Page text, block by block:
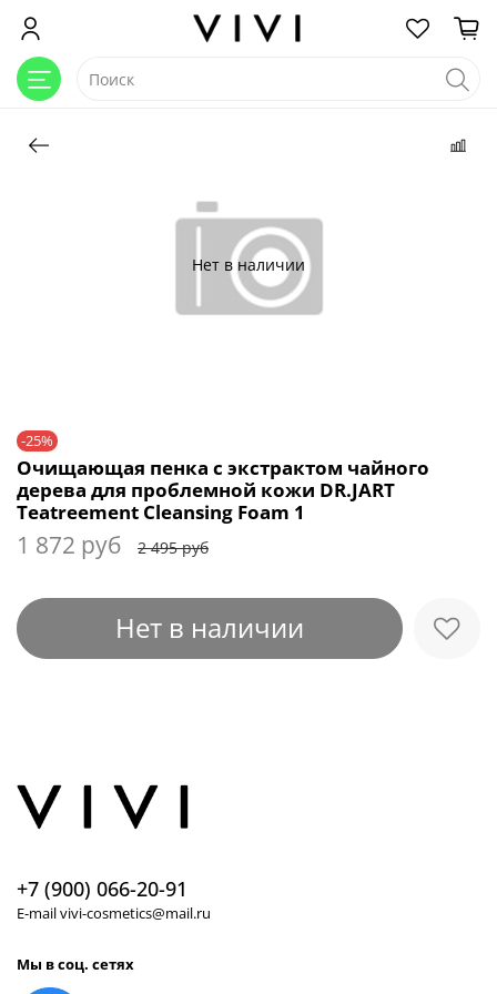
Нет в наличии
-25%
Очищающая пенка c экстрактом чайного
дерева для проблемной кожи DR.JART
Teatreement Cleansing Foam 1
1 872 руб 2 495 руб
Нет в наличии
+7 (900) 066-20-91
E-mail vivi-cosmetics@mail.ru
Мы в соц. сетях